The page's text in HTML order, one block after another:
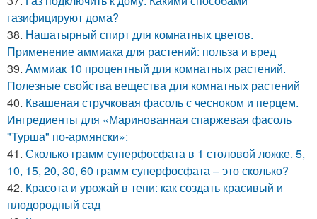
газифицируют дома?
38. Нашатырный спирт для комнатных цветов.
Применение аммиака для растений: польза и вред
39. Аммиак 10 процентный для комнатных растений.
Полезные свойства вещества для комнатных растений
40. Квашеная стручковая фасоль с чесноком и перцем.
Ингредиенты для «Маринованная спаржевая фасоль
"Турша" по-армянски»:
41. Сколько грамм суперфосфата в 1 столовой ложке. 5,
10, 15, 20, 30, 60 грамм суперфосфата – это сколько?
42. Красота и урожай в тени: как создать красивый и
плодородный сад